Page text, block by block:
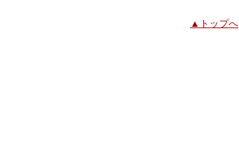
▲トップへ